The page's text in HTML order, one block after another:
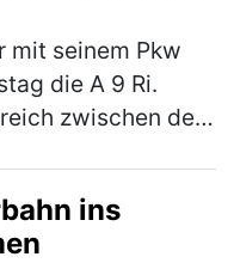
mit seinem Pkw
die A 9 Ri.
zwischen der
ins